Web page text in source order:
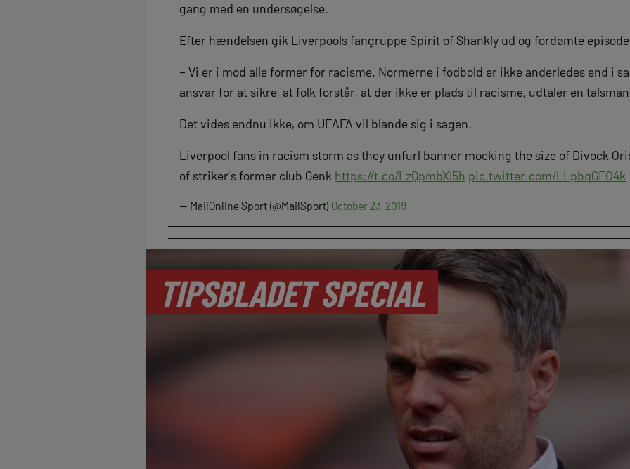
gang med en undersøgelse.
Efter hændelsen gik Liverpools fangruppe Spirit of Shankly ud og fordømte
– Vi er i mod alle former for racisme. Normerne i fodbold er ikke anderledes end i
ansvar for at sikre, at folk forstår, at der ikke er plads til racisme, udtaler en
Det vides endnu ikke, om UEAFA vil blande sig i sagen.
Liverpool fans in racism storm as they unfurl banner mocking the size of Divock
of striker’s former club Genk https://t.co/LzQpmbXI5h pic.twitter.com/LLpbqGEO4k
— MailOnline Sport (@MailSport) October 23, 2019
TIPSBLADET SPECIAL